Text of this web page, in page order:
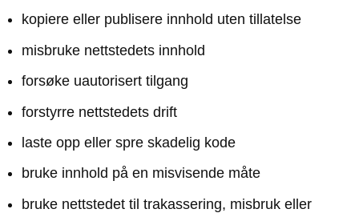
kopiere eller publisere innhold uten tillatelse
misbruke nettstedets innhold
forsøke uautorisert tilgang
forstyrre nettstedets drift
laste opp eller spre skadelig kode
bruke innhold på en misvisende måte
bruke nettstedet til trakassering, misbruk eller